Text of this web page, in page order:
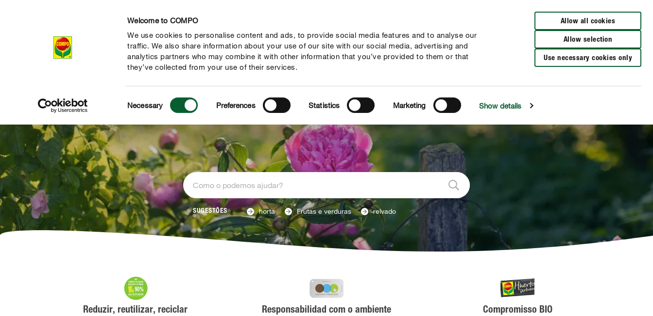
Welcome to COMPO
We use cookies to personalise content and ads, to provide social media features and to analyse our
traffic. We also share information about your use of our site with our social media, advertising and
analytics partners who may combine it with other information that you’ve provided to them or that
they’ve collected from your use of their services.
Selection
Necessary Preferences Statistics Marketing Show details
Allow all cookies
Allow selection
Use necessary cookies only
Encuentra un distribuidor
Produtos Guia Serviço Quem somos
SUGESTÕES horta Frutas e verduras relvado
Reduzir, reutilizar, reciclar Responsabilidad com o ambiente Compromisso BIO